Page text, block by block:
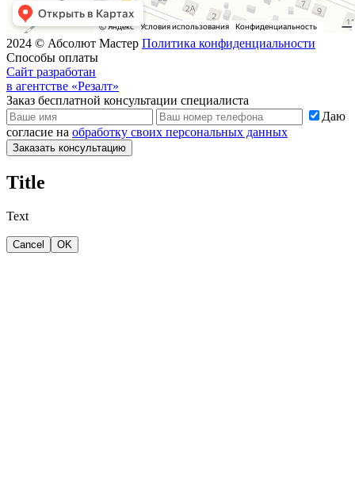
2024 © Абсолют Мастер Политика конфиденциальности
Способы оплаты
Сайт разработан
в агентстве «Резалт»
Заказ бесплатной консультации специалиста
Даю
согласие на обработку своих персональных данных
Заказать консультацию
Title
Text
Cancel OK